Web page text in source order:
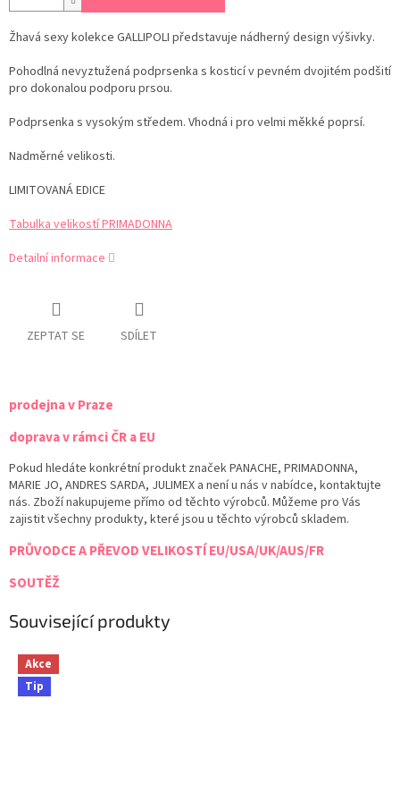
Žhavá sexy kolekce GALLIPOLI představuje nádherný design výšivky.
Pohodlná nevyztužená podprsenka s kosticí v pevném dvojitém podšití
pro dokonalou podporu prsou.
Podprsenka s vysokým středem. Vhodná i pro velmi měkké poprsí.
Nadměrné velikosti.
LIMITOVANÁ EDICE
Tabulka velikostí PRIMADONNA
Detailní informace
ZEPTAT SE SDÍLET
prodejna v Praze
doprava v rámci ČR a EU
Pokud hledáte konkrétní produkt značek PANACHE, PRIMADONNA,
MARIE JO, ANDRES SARDA, JULIMEX a není u nás v nabídce, kontaktujte
nás. Zboží nakupujeme přímo od těchto výrobců. Můžeme pro Vás
zajistit všechny produkty, které jsou u těchto výrobců skladem.
PRŮVODCE A PŘEVOD VELIKOSTÍ EU/USA/UK/AUS/FR
SOUTĚŽ
Související produkty
Akce
Tip